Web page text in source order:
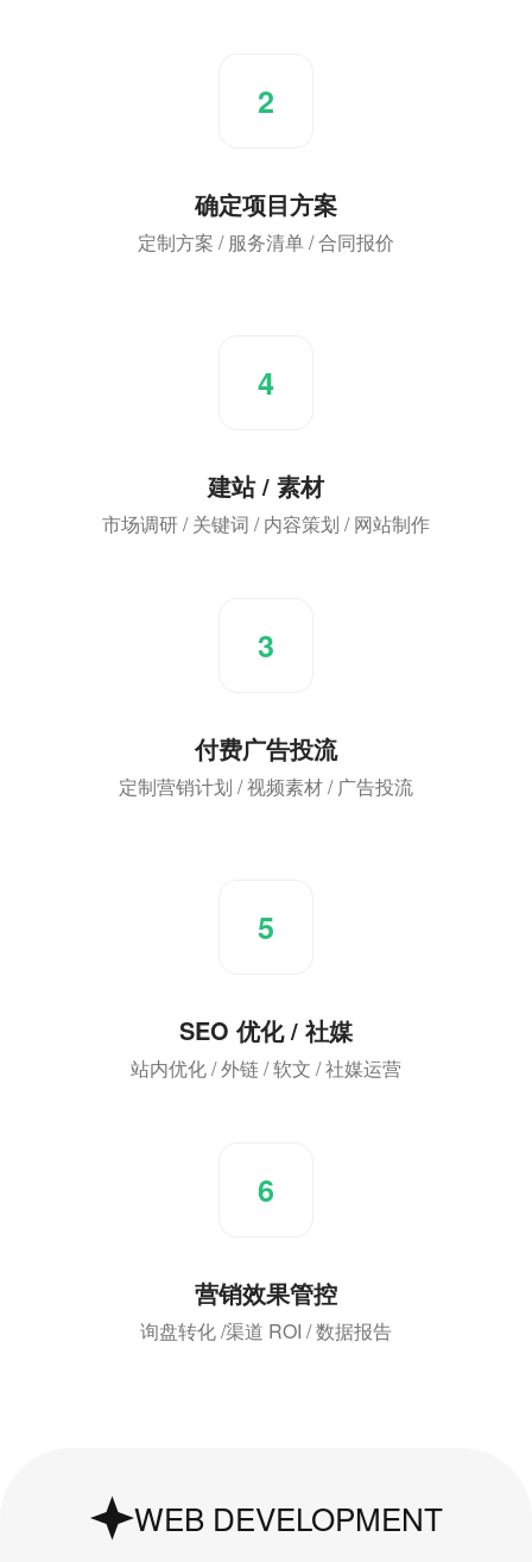
2
确定项目方案
定制方案 / 服务清单 / 合同报价
4
建站 / 素材
市场调研 / 关键词 / 内容策划 / 网站制作
3
付费广告投流
定制营销计划 / 视频素材 / 广告投流
5
SEO 优化 / 社媒
站内优化 / 外链 / 软文 / 社媒运营
6
营销效果管控
询盘转化 /渠道 ROI / 数据报告
UI & UX Design